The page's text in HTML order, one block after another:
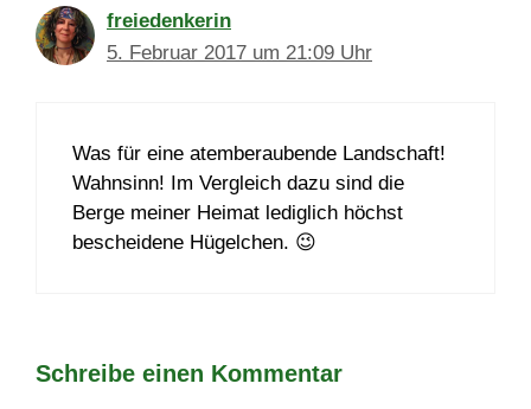
freiedenkerin
5. Februar 2017 um 21:09 Uhr
Was für eine atemberaubende Landschaft!
Wahnsinn! Im Vergleich dazu sind die
Berge meiner Heimat lediglich höchst
bescheidene Hügelchen. 😉
Schreibe einen Kommentar